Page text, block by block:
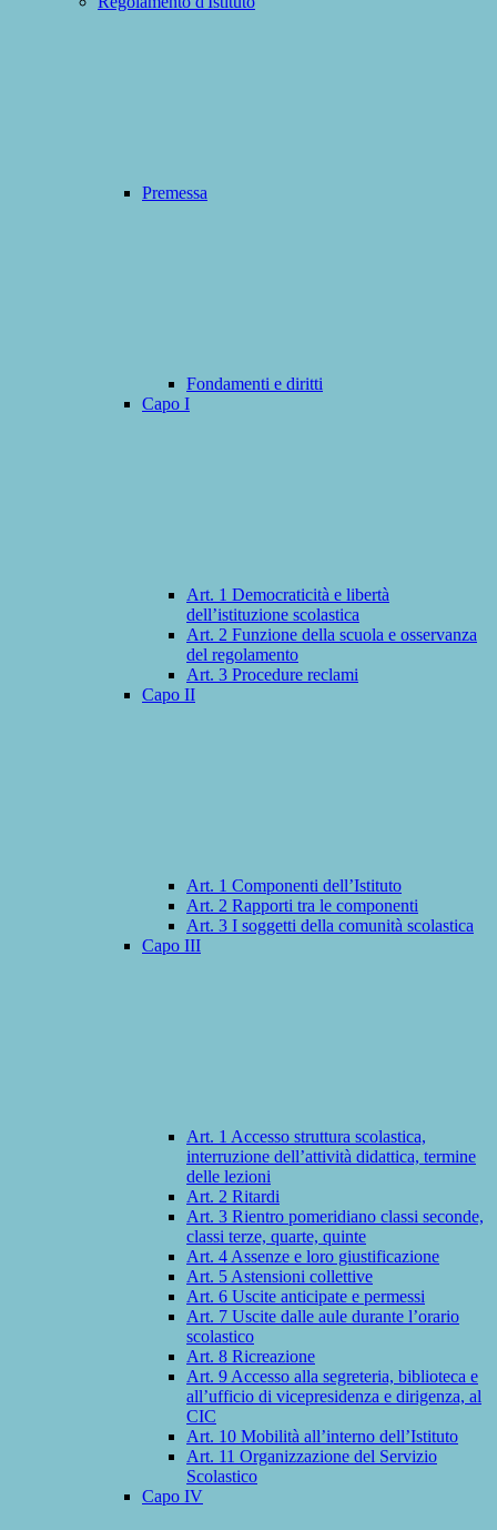
Premessa
Fondamenti e diritti
Capo I
Art. 1 Democraticità e libertà
dell’istituzione scolastica
Art. 2 Funzione della scuola e osservanza
del regolamento
Art. 3 Procedure reclami
Capo II
Art. 1 Componenti dell’Istituto
Art. 2 Rapporti tra le componenti
Art. 3 I soggetti della comunità scolastica
Capo III
Art. 1 Accesso struttura scolastica,
interruzione dell’attività didattica, termine
delle lezioni
Art. 2 Ritardi
Art. 3 Rientro pomeridiano classi seconde,
classi terze, quarte, quinte
Art. 4 Assenze e loro giustificazione
Art. 5 Astensioni collettive
Art. 6 Uscite anticipate e permessi
Art. 7 Uscite dalle aule durante l’orario
scolastico
Art. 8 Ricreazione
Art. 9 Accesso alla segreteria, biblioteca e
all’ufficio di vicepresidenza e dirigenza, al
CIC
Art. 10 Mobilità all’interno dell’Istituto
Art. 11 Organizzazione del Servizio
Scolastico
Capo IV